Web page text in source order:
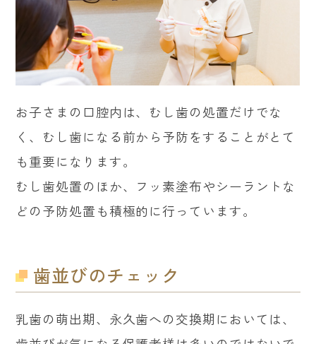
お子さまの口腔内は、むし歯の処置だけでな
く、むし歯になる前から予防をすることがとて
も重要になります。
むし歯処置のほか、フッ素塗布やシーラントな
どの予防処置も積極的に行っています。
歯並びのチェック
乳歯の萌出期、永久歯への交換期においては、